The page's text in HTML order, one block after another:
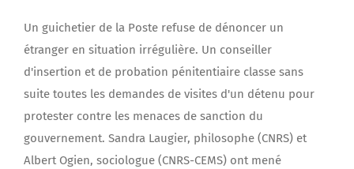
Un guichetier de la Poste refuse de dénoncer un
étranger en situation irrégulière. Un conseiller
d'insertion et de probation pénitentiaire classe sans
suite toutes les demandes de visites d'un détenu pour
protester contre les menaces de sanction du
gouvernement. Sandra Laugier, philosophe (CNRS) et
Albert Ogien, sociologue (CNRS-CEMS) ont mené